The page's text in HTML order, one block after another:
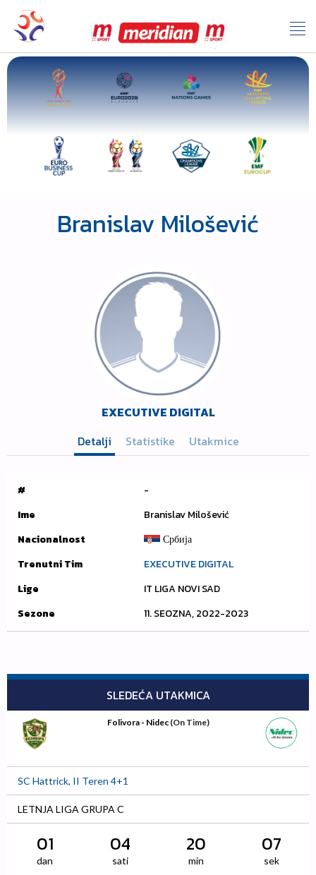
Branislav Milošević
EXECUTIVE DIGITAL
Detalji
Statistike Utakmice
#
-
Ime
Branislav Milošević
Nacionalnost
Србија
Trenutni Tim
EXECUTIVE DIGITAL
Lige
IT LIGA NOVI SAD
Sezone
11. SEOZNA, 2022-2023
SLEDEĆA UTAKMICA
Folivora - Nidec(On Time)
SC Hattrick, II Teren 4+1
LETNJA LIGA GRUPA C
01
dan
04
sati
20
min
06
sek